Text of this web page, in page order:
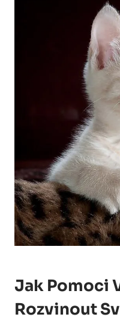
Jak Pomoci
Rozvinout